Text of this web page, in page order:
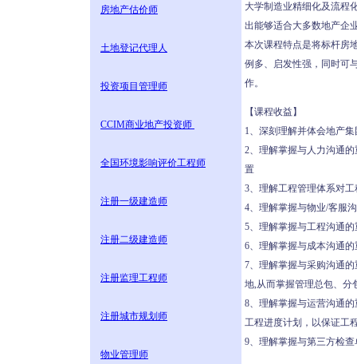
房地产估价师
土地登记代理人
投资项目管理师
CCIM商业地产投资师
全国环境影响评价工程师
注册一级建造师
注册二级建造师
注册监理工程师
注册城市规划师
物业管理师
大学制造业精细化及流程
出能够适合大多数地产企
本次课程特点是将标杆房
例多、启发性强，同时可
作。
【课程收益】
1、深刻理解并体会地产
2、理解掌握与人力沟通
置
3、理解工程管理体系对
4、理解掌握与物业/客服
5、理解掌握与工程沟通
6、理解掌握与成本沟通
7、理解掌握与采购沟通
地,从而掌握管理总包、分
8、理解掌握与运营沟通
工程进度计划，以保证工
9、理解掌握与第三方检